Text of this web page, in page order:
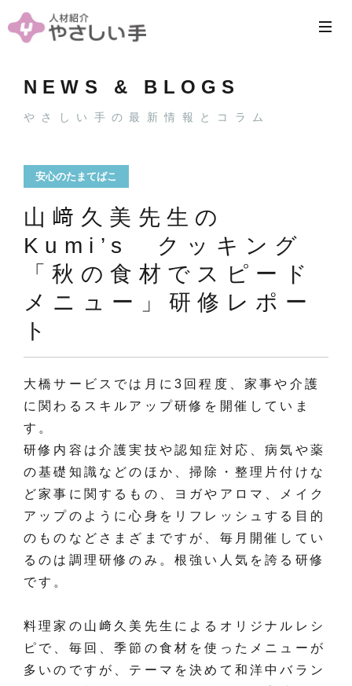
NEWS & BLOGS
やさしい手の最新情報とコラム
安心のたまてばこ
山﨑久美先生の
Kumi’s クッキング
「秋の食材でスピード
メニュー」研修レポー
ト
大橋サービスでは月に3回程度、家事や介護
に関わるスキルアップ研修を開催していま
す。
研修内容は介護実技や認知症対応、病気や薬
の基礎知識などのほか、掃除・整理片付けな
ど家事に関するもの、ヨガやアロマ、メイク
アップのように心身をリフレッシュする目的
のものなどさまざまですが、毎月開催してい
るのは調理研修のみ。根強い人気を誇る研修
です。
料理家の山﨑久美先生によるオリジナルレシ
ピで、毎回、季節の食材を使ったメニューが
多いのですが、テーマを決めて和洋中バラン